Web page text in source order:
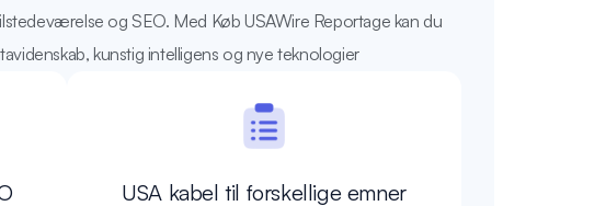
og SEO. Med Køb USAWire Reportage kan du
kunstig intelligens og nye teknologier
USA kabel til forskellige emner